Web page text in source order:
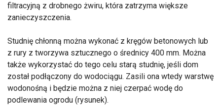
filtracyjną z drobnego żwiru, która zatrzyma większe
zanieczyszczenia.
Studnię chłonną można wykonać z kręgów betonowych lub
z rury z tworzywa sztucznego o średnicy 400 mm. Można
także wykorzystać do tego celu starą studnię, jeśli dom
został podłączony do wodociągu. Zasili ona wtedy warstwę
wodonośną i będzie można z niej czerpać wodę do
podlewania ogrodu (rysunek).